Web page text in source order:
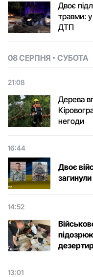
Двоє
травми:
ДТП
08 СЕРПНЯ СУБОТА
21:08
Дерева
негоди
16:44
Двоє
загинули
14:52
13:01